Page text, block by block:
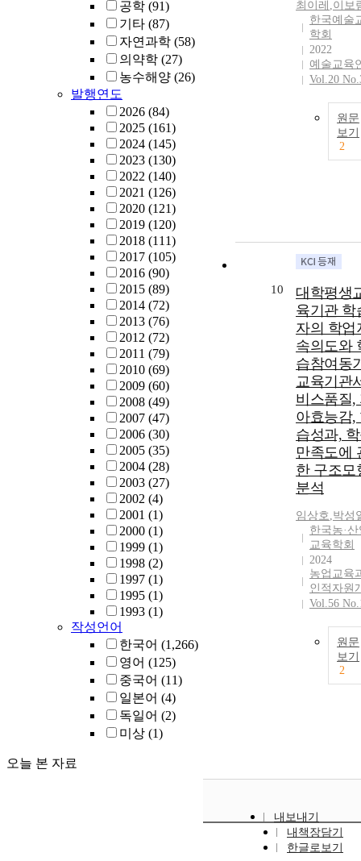
공학 (91)
기타 (87)
자연과학 (58)
의약학 (27)
농수해양 (26)
발행연도
2026 (84)
2025 (161)
2024 (145)
2023 (130)
2022 (140)
2021 (126)
2020 (121)
2019 (120)
2018 (111)
2017 (105)
2016 (90)
2015 (89)
2014 (72)
2013 (76)
2012 (72)
2011 (79)
2010 (69)
2009 (60)
2008 (49)
2007 (47)
2006 (30)
2005 (35)
2004 (28)
2003 (27)
2002 (4)
2001 (1)
2000 (1)
1999 (1)
1998 (2)
1997 (1)
1995 (1)
1993 (1)
작성언어
한국어 (1,266)
영어 (125)
중국어 (11)
일본어 (4)
독일어 (2)
미상 (1)
오늘 본 자료
individual
research
and to
the
local
is necessary for
GFERI as a
government-
funded
institute, to
needs to be
ways of doing
research in
collaboration
selecting
topics, and
collecting data
and analyzing
proposing
educational
policies. A
consultation
can be
to enhance
among
Such
is expected to
support and
about an
educational
with focus on
autonomy. 본
기관의 연구
다. 정부출연
연구기관과
교육청 교육
최이레 ,이보
한국예술
학회
2022
예술교육
Vol.20
원문
보기
2
10
대학평생
육기관 학
자의 학업
속의도와
습참여동
교육기관
비스품질,
아효능감,
습성과,
만족도에
한 구조모
분석
임상호,박성
한국농·
교육학회
2024
농업교육
인적자원
Vol.56
원문
보기
2
내보내기
내책장담기
한글로보기